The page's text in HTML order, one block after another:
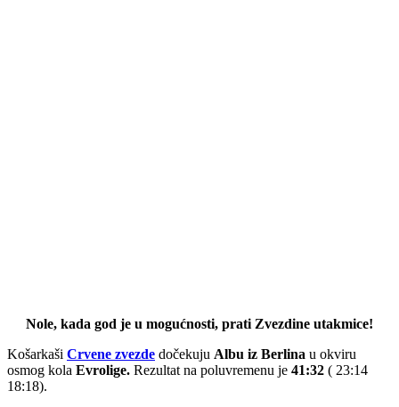
Nole, kada god je u mogućnosti, prati Zvezdine utakmice!
Košarkaši Crvene zvezde dočekuju Albu iz Berlina u okviru
osmog kola Evrolige. Rezultat na poluvremenu je 41:32 ( 23:14
18:18).